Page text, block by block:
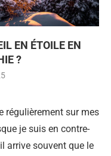
EN ÉTOILE EN
?
régulièrement sur mes
je suis en contre-
arrive souvent que le